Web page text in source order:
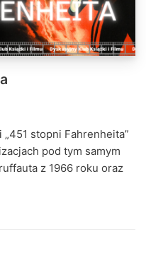
stopni Fahrenheita”
pod tym samym
z 1966 roku oraz